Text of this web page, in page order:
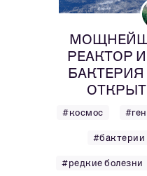
РЕАКТОР
#космос
#бактерии
#редкие болезни